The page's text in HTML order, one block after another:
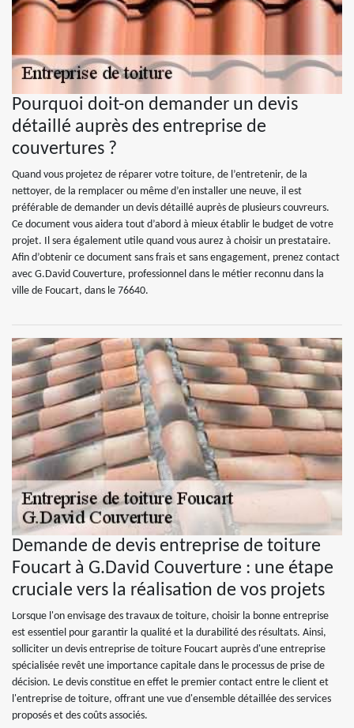
Pourquoi doit-on demander un devis
détaillé auprès des entreprise de
couvertures ?
Quand vous projetez de réparer votre toiture, de l’entretenir, de la
nettoyer, de la remplacer ou même d’en installer une neuve, il est
préférable de demander un devis détaillé auprès de plusieurs couvreurs.
Ce document vous aidera tout d’abord à mieux établir le budget de votre
projet. Il sera également utile quand vous aurez à choisir un prestataire.
Afin d’obtenir ce document sans frais et sans engagement, prenez contact
avec G.David Couverture, professionnel dans le métier reconnu dans la
ville de Foucart, dans le 76640.
Demande de devis entreprise de toiture
Foucart à G.David Couverture : une étape
cruciale vers la réalisation de vos projets
Lorsque l'on envisage des travaux de toiture, choisir la bonne entreprise
est essentiel pour garantir la qualité et la durabilité des résultats. Ainsi,
solliciter un devis entreprise de toiture Foucart auprès d'une entreprise
spécialisée revêt une importance capitale dans le processus de prise de
décision. Le devis constitue en effet le premier contact entre le client et
l'entreprise de toiture, offrant une vue d'ensemble détaillée des services
proposés et des coûts associés.